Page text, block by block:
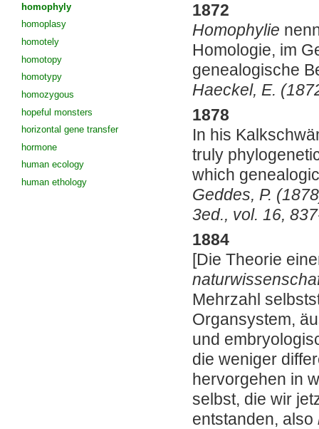
homophyly
homoplasy
homotely
homotopy
homotypy
homozygous
hopeful monsters
horizontal gene transfer
hormone
human ecology
human ethology
1872
Homophylie
Homologie, im
genealogische
Haeckel, E.
1878
In his
truly
which
Geddes, P.
3ed., vol. 16,
1884
[Die Theorie
Mehrzahl
Organsystem,
und
die weniger
hervorgehen in
selbst, die wir
entstanden, also